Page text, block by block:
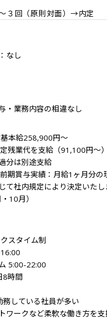
３回（原則対面）→内定
なし
・業務内容の相違なし
本給258,900円～
残業代を支給（91,100円～）
分は別途支給
期賞与実績：月給1ヶ月分の
て社内規定により決定いたし
10月）
スタイム制
5:00-22:00
8時間
している社員が多い
ワークなど柔軟な働き方を支